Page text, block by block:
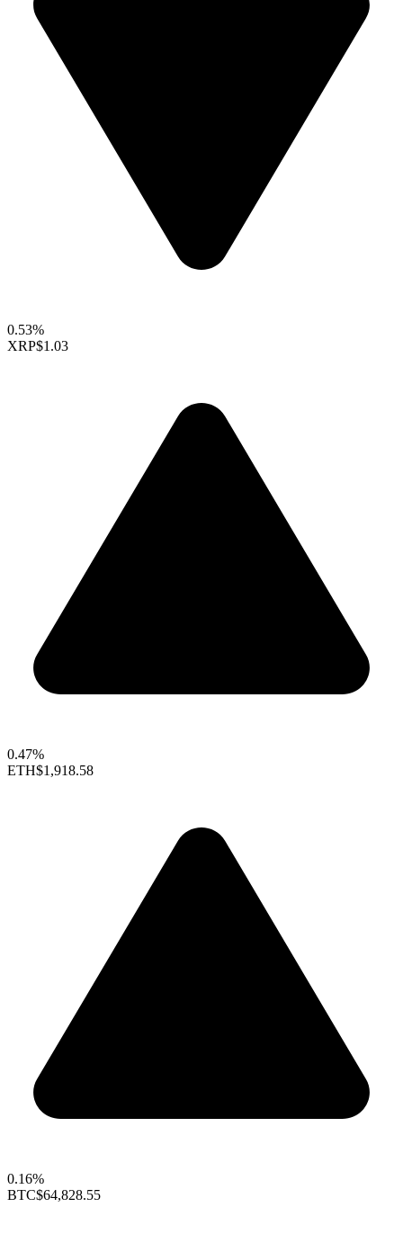
0.53%
XRP$1.03
0.47%
ETH$1,918.58
0.16%
BTC$64,828.55